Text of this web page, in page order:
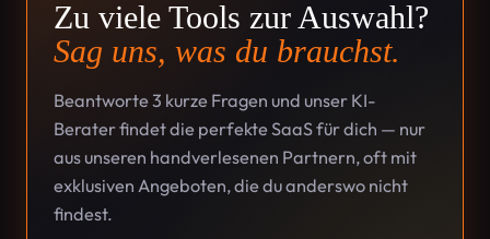
Zu viele Tools zur Auswahl?
Sag uns, was du brauchst.
Beantworte 3 kurze Fragen und unser KI-
Berater findet die perfekte SaaS für dich — nur
aus unseren handverlesenen Partnern, oft mit
exklusiven Angeboten, die du anderswo nicht
findest.